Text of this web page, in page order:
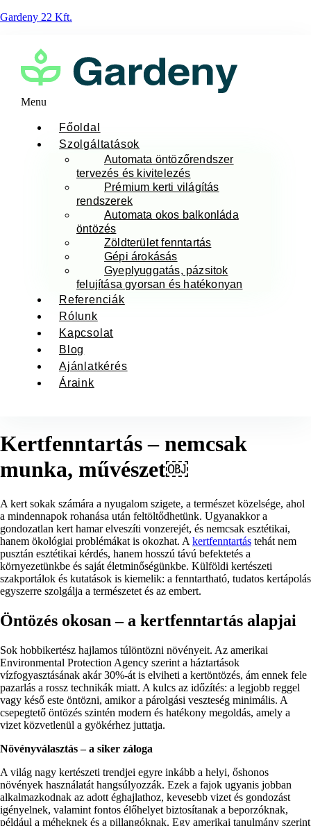
Gardeny 22 Kft.
Menu
Főoldal
Szolgáltatások
Automata öntözőrendszer
tervezés és kivitelezés
Prémium kerti világítás
rendszerek
Automata okos balkonláda
öntözés
Zöldterület fenntartás
Gépi árokásás
Gyeplyuggatás, pázsitok
felujítása gyorsan és hatékonyan
Referenciák
Rólunk
Kapcsolat
Blog
Ajánlatkérés
Áraink
Kertfenntartás – nemcsak
munka, művészet￼
A kert sokak számára a nyugalom szigete, a természet közelsége, ahol
a mindennapok rohanása után feltöltődhetünk. Ugyanakkor a
gondozatlan kert hamar elveszíti vonzerejét, és nemcsak esztétikai,
hanem ökológiai problémákat is okozhat. A kertfenntartás tehát nem
pusztán esztétikai kérdés, hanem hosszú távú befektetés a
környezetünkbe és saját életminőségünkbe. Külföldi kertészeti
szakportálok és kutatások is kiemelik: a fenntartható, tudatos kertápolás
egyszerre szolgálja a természetet és az embert.
Öntözés okosan – a kertfenntartás alapjai
Sok hobbikertész hajlamos túlöntözni növényeit. Az amerikai
Environmental Protection Agency szerint a háztartások
vízfogyasztásának akár 30%-át is elviheti a kertöntözés, ám ennek fele
pazarlás a rossz technikák miatt. A kulcs az időzítés: a legjobb reggel
vagy késő este öntözni, amikor a párolgási veszteség minimális. A
csepegtető öntözés szintén modern és hatékony megoldás, amely a
vizet közvetlenül a gyökérhez juttatja.
Növényválasztás – a siker záloga
A világ nagy kertészeti trendjei egyre inkább a helyi, őshonos
növények használatát hangsúlyozzák. Ezek a fajok ugyanis jobban
alkalmazkodnak az adott éghajlathoz, kevesebb vizet és gondozást
igényelnek, valamint fontos élőhelyet biztosítanak a beporzóknak,
például a méheknek és a pillangóknak. Egy amerikai tanulmány szerint